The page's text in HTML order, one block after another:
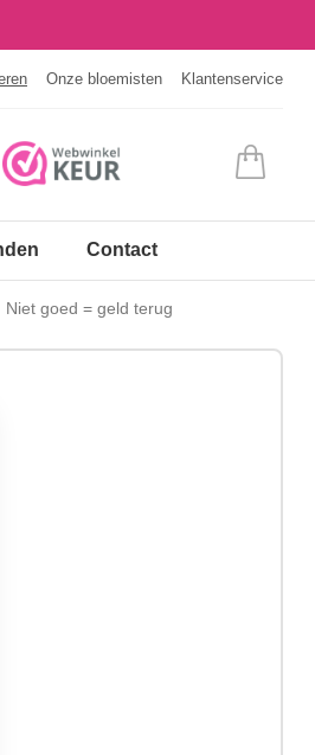
Onze bloemisten Klantenservice
Contact
Niet goed = geld terug